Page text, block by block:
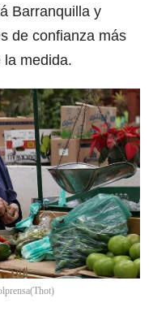
Barranquilla y
de confianza más
la medida.
(Thot)